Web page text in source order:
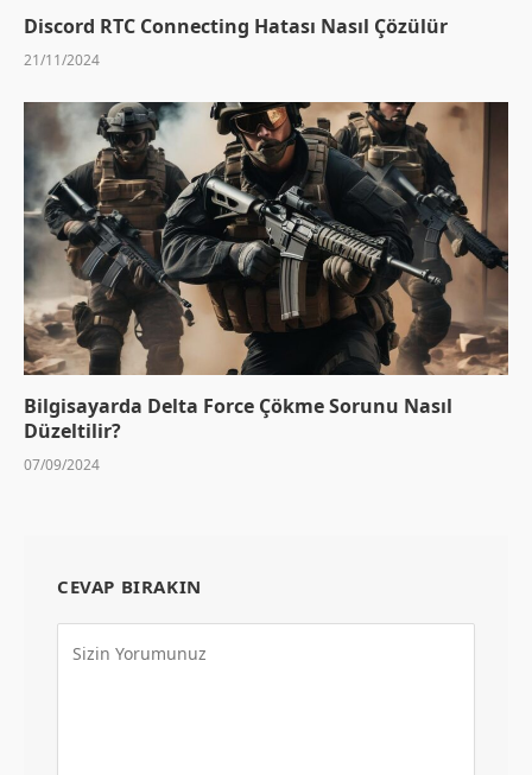
Discord RTC Connecting Hatası Nasıl Çözülür
21/11/2024
Bilgisayarda Delta Force Çökme Sorunu Nasıl
Düzeltilir?
07/09/2024
CEVAP BIRAKIN